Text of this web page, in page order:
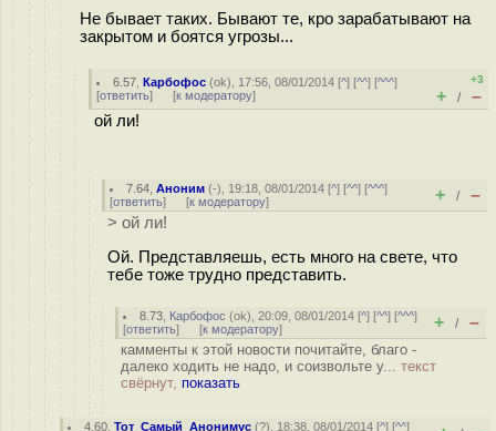
Не бывает таких. Бывают те, кро зарабатывают на
закрытом и боятся угрозы...
6.57 ,Карбофос (ok), 17:56, 08/01/2014 [^] [^^] [^^^]
[ответить] [к модератору]
+3
+ / –
ой ли!
7.64 ,Аноним (-), 19:18, 08/01/2014 [^] [^^] [^^^]
[ответить] [к модератору] + / –
> ой ли!
Ой. Представляешь, есть много на свете, что
тебе тоже трудно представить.
8.73 Карбофос (ok), 20:09, 08/01/2014 [^] [^^] [^^^]
[ответить] [к модератору] + / –
камменты к этой новости почитайте, благо -
далеко ходить не надо, и соизвольте у... текст
свёрнут, показать
4.60 ,Тот_Самый_Анонимус (?), 18:38, 08/01/2014 [^] [^^]